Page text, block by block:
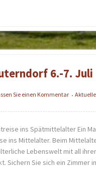
6.-7. Juli
Sie einen Kommentar •
ins Spätmittelalter Ein
ins Mittelalter. Beim
Lebenswelt mit all
Sichern Sie sich ein Zimmer